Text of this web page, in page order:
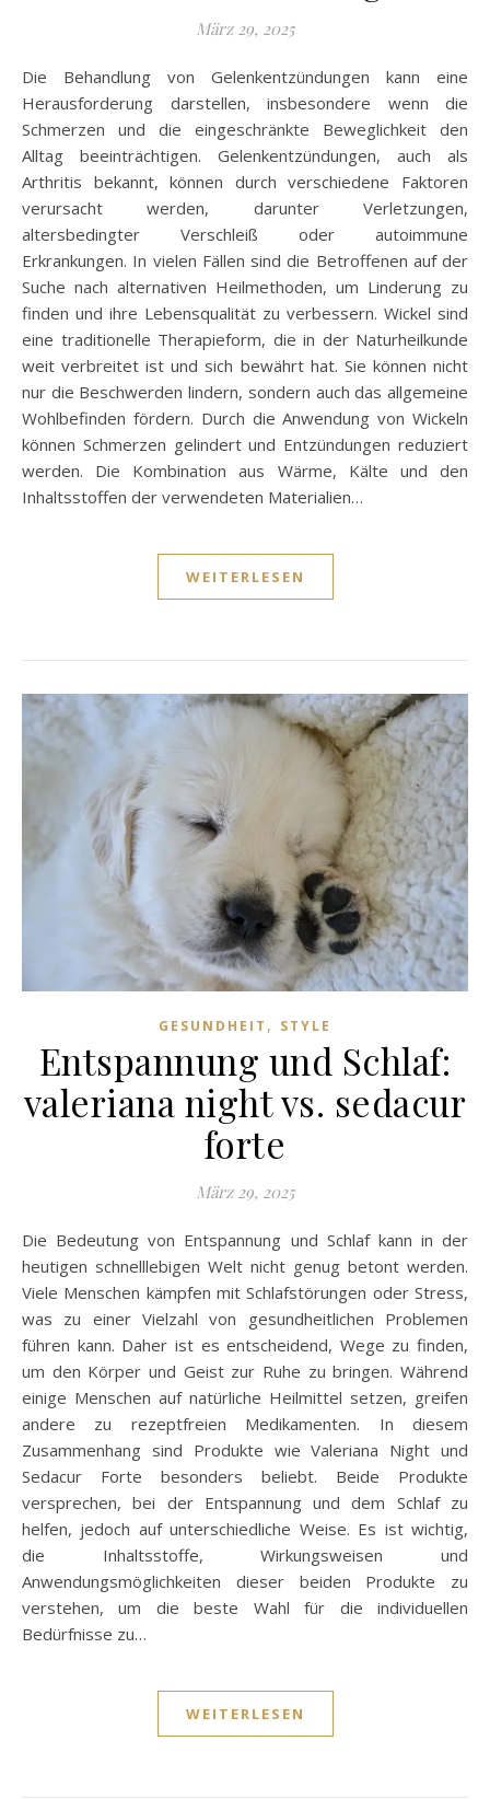
März 29, 2025
Die Behandlung von Gelenkentzündungen kann eine
Herausforderung darstellen, insbesondere wenn die
Schmerzen und die eingeschränkte Beweglichkeit den
Alltag beeinträchtigen. Gelenkentzündungen, auch als
Arthritis bekannt, können durch verschiedene Faktoren
verursacht werden, darunter Verletzungen,
altersbedingter Verschleiß oder autoimmune
Erkrankungen. In vielen Fällen sind die Betroffenen auf der
Suche nach alternativen Heilmethoden, um Linderung zu
finden und ihre Lebensqualität zu verbessern. Wickel sind
eine traditionelle Therapieform, die in der Naturheilkunde
weit verbreitet ist und sich bewährt hat. Sie können nicht
nur die Beschwerden lindern, sondern auch das allgemeine
Wohlbefinden fördern. Durch die Anwendung von Wickeln
können Schmerzen gelindert und Entzündungen reduziert
werden. Die Kombination aus Wärme, Kälte und den
Inhaltsstoffen der verwendeten Materialien…
WEITERLESEN
GESUNDHEIT , STYLE
Entspannung und Schlaf:
valeriana night vs. sedacur
forte
März 29, 2025
Die Bedeutung von Entspannung und Schlaf kann in der
heutigen schnelllebigen Welt nicht genug betont werden.
Viele Menschen kämpfen mit Schlafstörungen oder Stress,
was zu einer Vielzahl von gesundheitlichen Problemen
führen kann. Daher ist es entscheidend, Wege zu finden,
um den Körper und Geist zur Ruhe zu bringen. Während
einige Menschen auf natürliche Heilmittel setzen, greifen
andere zu rezeptfreien Medikamenten. In diesem
Zusammenhang sind Produkte wie Valeriana Night und
Sedacur Forte besonders beliebt. Beide Produkte
versprechen, bei der Entspannung und dem Schlaf zu
helfen, jedoch auf unterschiedliche Weise. Es ist wichtig,
die Inhaltsstoffe, Wirkungsweisen und
Anwendungsmöglichkeiten dieser beiden Produkte zu
verstehen, um die beste Wahl für die individuellen
Bedürfnisse zu…
WEITERLESEN